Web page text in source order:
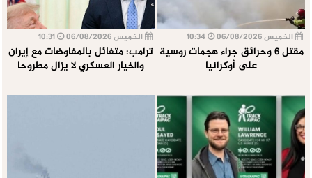
الخميس 06/08/2026
مقتل 6 وحرائق جراء هجمات روسية
على أوكرانيا
الخميس 06/08/2026
ترامب: متفائل بالمفاوضات مع إيران
والخيار العسكري لا يزال مطروحا